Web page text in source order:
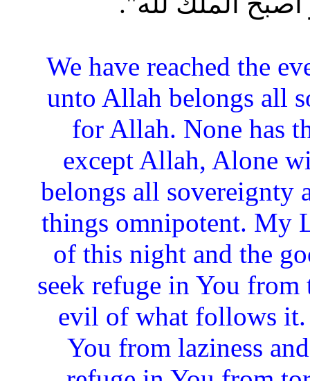
“We have reached the
unto Allah belongs all
for Allah. None has
except Allah, Alone
belongs all sovereignty
things omnipotent. My
of this night and the
seek refuge in You
evil of what follows
You from laziness